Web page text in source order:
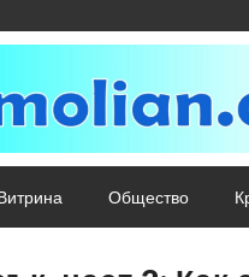
Общество